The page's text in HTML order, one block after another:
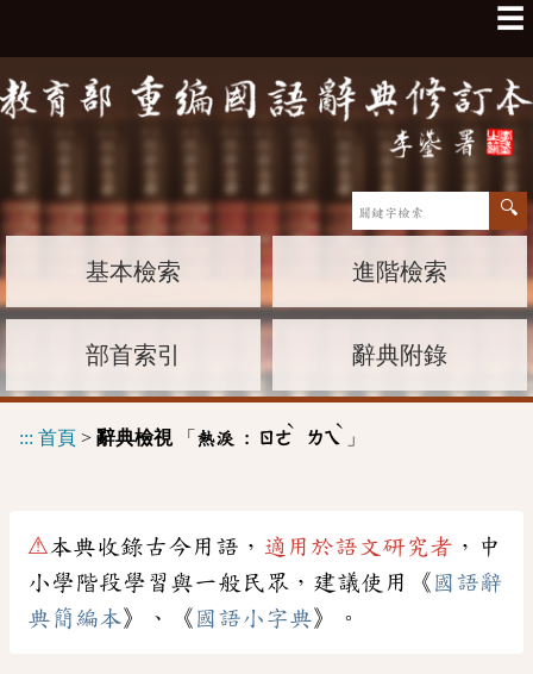
☰
基本檢索 進階檢索
部首索引 辭典附錄
::: 首頁 > 辭典檢視「 熱淚 : ㄖㄜ
ˋ
ㄌㄟ
ˋ
」
⚠本典收錄古今用語， 適用於語文研究者 ，中
小學階段學習與一般民眾，建議使用《 國語辭
典簡編本》、《 國語小字典》。